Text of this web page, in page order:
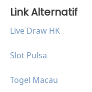
Link Alternatif
Live Draw HK
Slot Pulsa
Togel Macau